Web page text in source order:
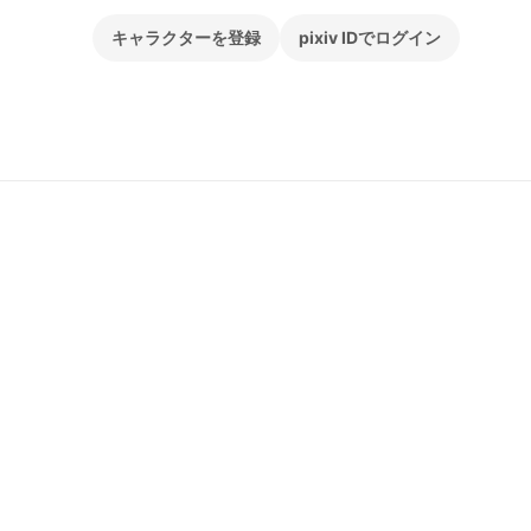
キャラクターを登録 pixiv IDでログイン